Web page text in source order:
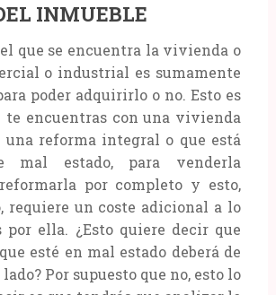
INMUEBLE
que se encuentra la vivienda o
o industrial es sumamente
poder adquirirlo o no. Esto es
te encuentras con una vivienda
una reforma integral o que está
mal estado, para venderla
por completo y esto,
requiere un coste adicional a lo
por ella. ¿Esto quiere decir que
esté en mal estado deberá de
lado? Por supuesto que no, esto lo